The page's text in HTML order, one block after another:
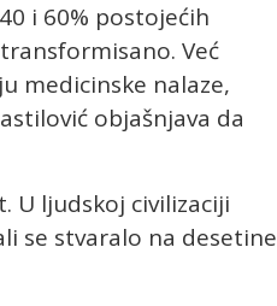
i 60% postojećih
Već
medicinske nalaze,
objašnjava da
U ljudskoj civilizaciji
se stvaralo na desetine